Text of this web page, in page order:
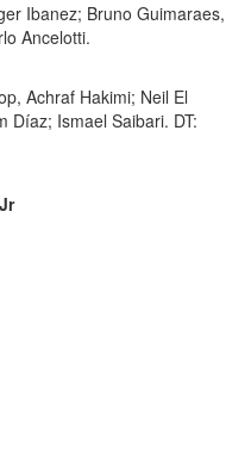
Ibanez; Bruno Guimaraes,
Ancelotti.
Achraf Hakimi; Neil El
Díaz; Ismael Saibari. DT: